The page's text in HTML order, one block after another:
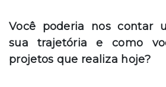
Você poderia nos contar
sua trajetória e como
projetos que realiza hoje?